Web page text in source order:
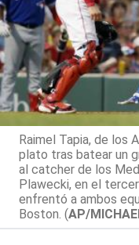
Raimel Tapia, de los
plato tras batear un
al catcher de los
Plawecki, en el
enfrentó a ambos
Boston. (AP/